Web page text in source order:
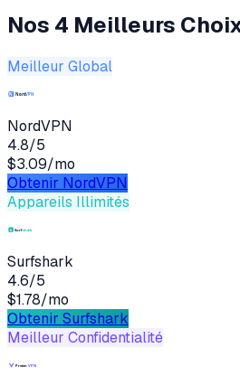
Nos 4 Meilleurs
Meilleur Global
NordVPN
4.8/5
$3.09/mo
Obtenir NordVPN
Appareils Illimités
Surfshark
4.6/5
$1.78/mo
Obtenir Surfshark
Meilleur Confidentialité